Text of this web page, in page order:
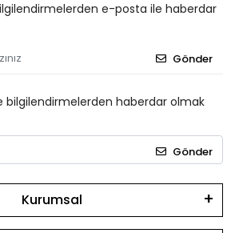
e-posta ile haberdar
Gönder
bilgilendirmelerden haberdar olmak
Gönder
Kurumsal